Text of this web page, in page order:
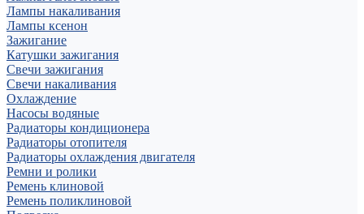
Лампы накаливания
Лампы ксенон
Зажигание
Катушки зажигания
Свечи зажигания
Свечи накаливания
Охлаждение
Насосы водяные
Радиаторы кондиционера
Радиаторы отопителя
Радиаторы охлаждения двигателя
Ремни и ролики
Ремень клиновой
Ремень поликлиновой